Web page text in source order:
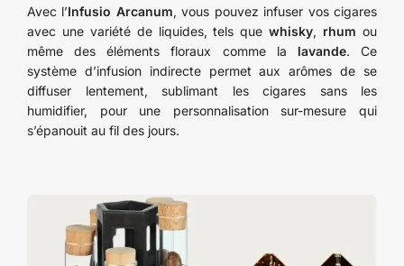
Avec l’Infusio Arcanum, vous pouvez infuser vos cigares
avec une variété de liquides, tels quewhisky, rhum ou
même des éléments floraux comme la lavande. Ce
système d’infusion indirecte permet aux arômes de se
diffuser lentement, sublimant les cigares sans les
humidifier, pour une personnalisation sur-mesure qui
s’épanouit au fil des jours.